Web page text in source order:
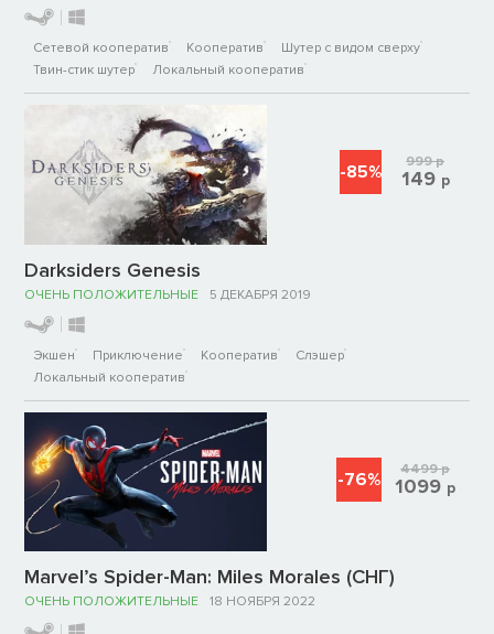
Сетевой кооператив Кооператив
Шутер с видом сверху
Твин-стик шутер
Локальный кооператив
Darksiders Genesis
ОЧЕНЬ ПОЛОЖИТЕЛЬНЫЕ 5 ДЕКАБРЯ 2019
Экшен Приключение Кооператив
Слэшер
Локальный кооператив
-85% 999р
149 р
Marvel’s Spider-Man: Miles Morales (СНГ)
ОЧЕНЬ ПОЛОЖИТЕЛЬНЫЕ 18 НОЯБРЯ 2022
-76% 4499р
1099 р